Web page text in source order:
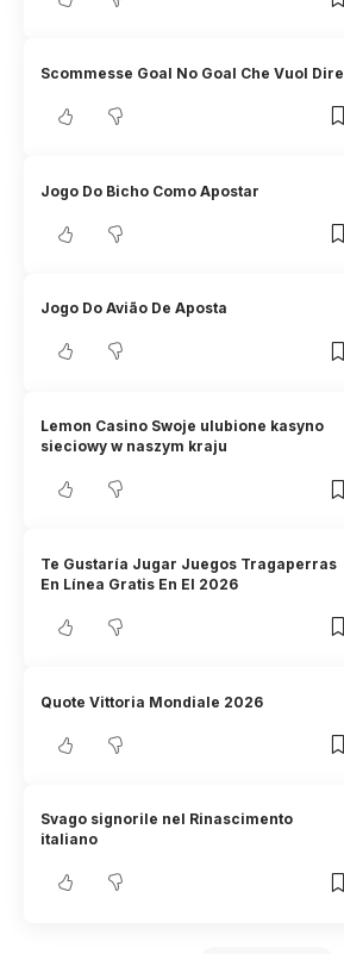
Scommesse Goal No Goal Che Vuol Dire
Jogo Do Bicho Como Apostar
Jogo Do Avião De Aposta
Lemon Casino Swoje ulubione kasyno
sieciowy w naszym kraju
Te Gustaría Jugar Juegos Tragaperras
En Línea Gratis En El 2026
Quote Vittoria Mondiale 2026
Svago signorile nel Rinascimento
italiano